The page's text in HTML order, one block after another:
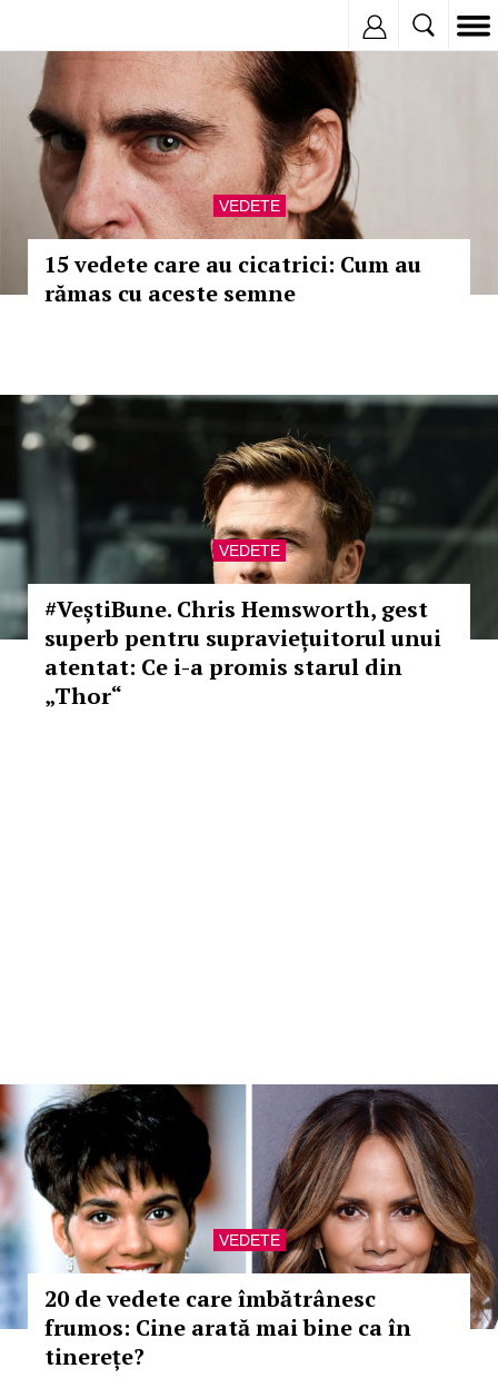
VEDETE
15 vedete care au cicatrici: Cum au
rămas cu aceste semne
VEDETE
#VeștiBune. Chris Hemsworth, gest
superb pentru supraviețuitorul unui
atentat: Ce i-a promis starul din
„Thor“
VEDETE
20 de vedete care îmbătrânesc
frumos: Cine arată mai bine ca în
tinerețe?